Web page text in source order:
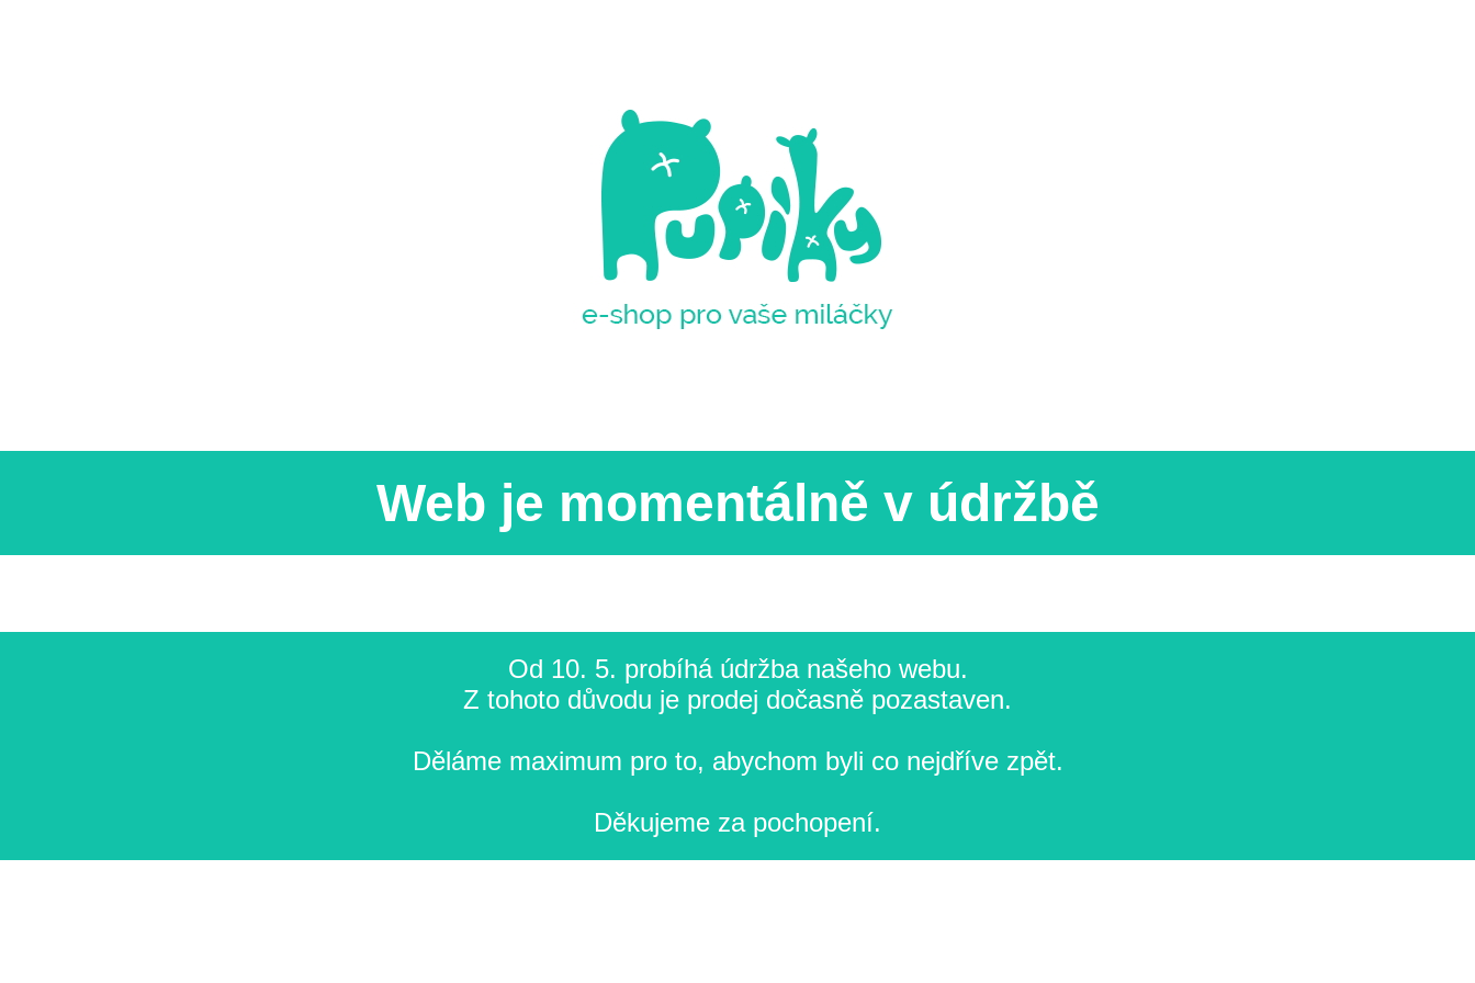
Web je momentálně v údržbě
Od 10. 5. probíhá údržba našeho webu.
Z tohoto důvodu je prodej dočasně pozastaven.
Děláme maximum pro to, abychom byli co nejdříve zpět.
Děkujeme za pochopení.